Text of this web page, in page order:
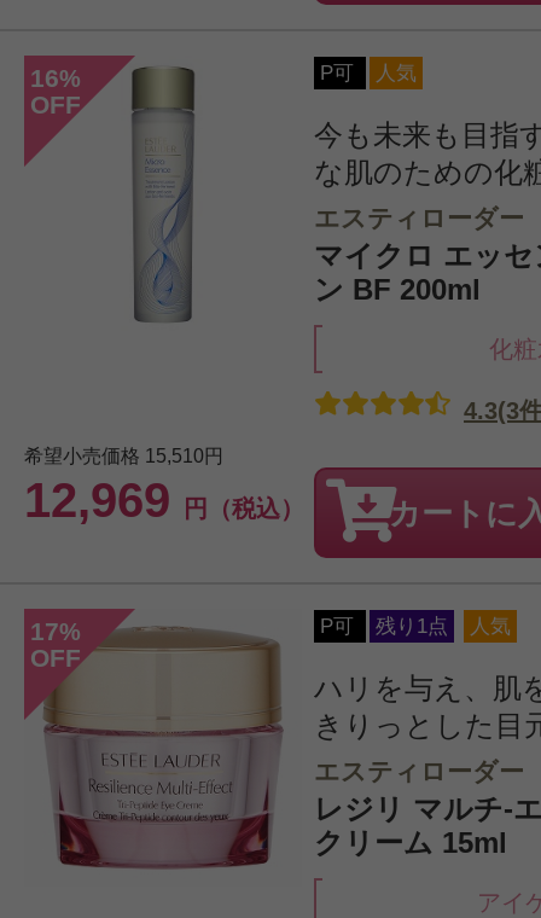
16%
OFF
P可 人気
今も未来も目指
な肌のための化
エスティローダー
マイクロ エッ
ン BF 200ml
化
希望小売価格 15,510円
12,969 円（税込）
4.3(3
カートに
17%
OFF
P可 残り1点 人気
ハリを与え、肌
きりっとした目
エスティローダー
レジリ マルチ-
クリーム 15ml
アイ